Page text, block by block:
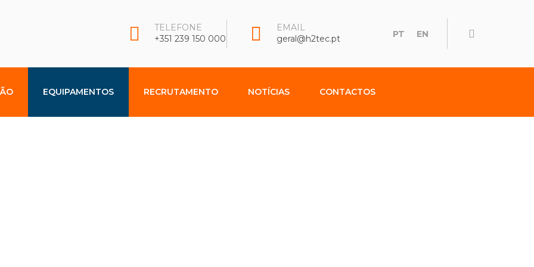
TELEFONE
+351 239 150 000
EMAIL
geral@h2tec.pt
PT EN
EQUIPAMENTOS RECRUTAMENTO NOTÍCIAS CONTACTOS